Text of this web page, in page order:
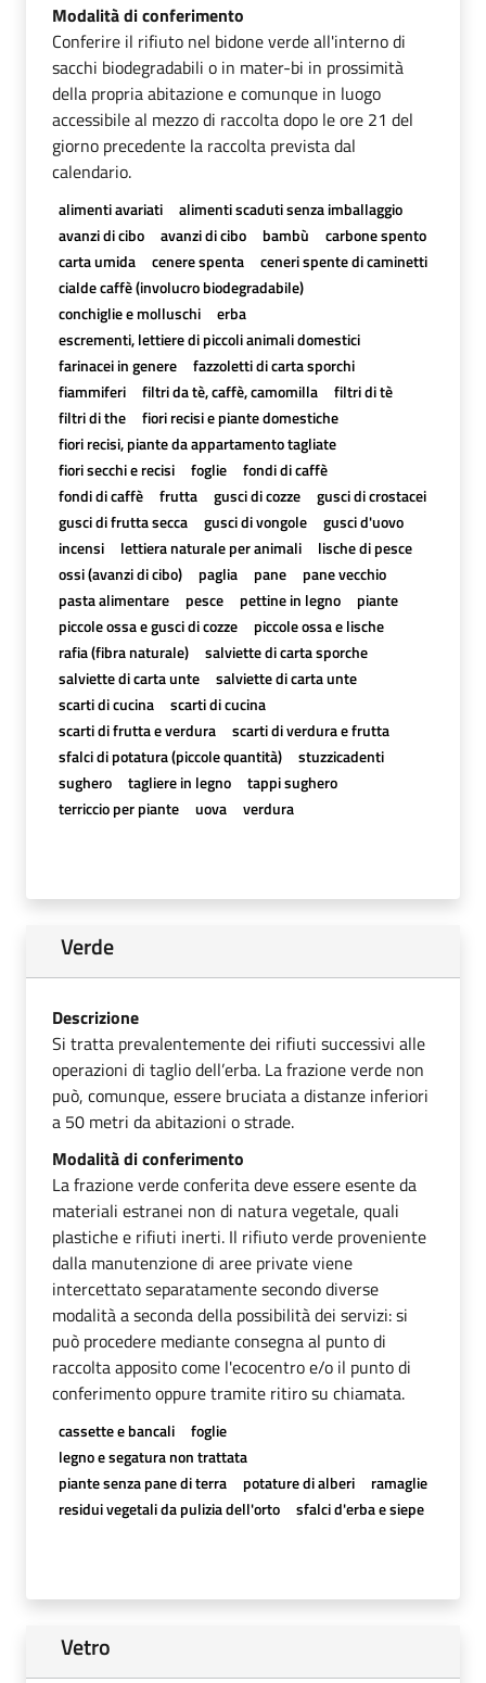
Modalità di conferimento
Conferire il rifiuto nel bidone verde all'interno di
sacchi biodegradabili o in mater-bi in prossimità
della propria abitazione e comunque in luogo
accessibile al mezzo di raccolta dopo le ore 21 del
giorno precedente la raccolta prevista dal
calendario.
alimenti avariati
alimenti scaduti senza imballaggio
avanzi di cibo
avanzi di cibo bambù
carbone spento
carta umida
cenere spenta
ceneri spente di caminetti
cialde caffè (involucro biodegradabile)
conchiglie e molluschi
erba
escrementi, lettiere di piccoli animali domestici
farinacei in genere
fazzoletti di carta sporchi
fiammiferi
filtri da tè, caffè, camomilla
filtri di tè
filtri di the
fiori recisi e piante domestiche
fiori recisi, piante da appartamento tagliate
fiori secchi e recisi
foglie
fondi di caffè
fondi di caffè
frutta gusci di cozze
gusci di crostacei
gusci di frutta secca
gusci di vongole
gusci d'uovo
incensi
lettiera naturale per animali
lische di pesce
ossi (avanzi di cibo)
paglia pane
pane vecchio
pasta alimentare
pesce pettine in legno
piante
piccole ossa e gusci di cozze
piccole ossa e lische
rafia (fibra naturale)
salviette di carta sporche
salviette di carta unte
salviette di carta unte
scarti di cucina
scarti di cucina
scarti di frutta e verdura
scarti di verdura e frutta
sfalci di potatura (piccole quantità)
stuzzicadenti
sughero
tagliere in legno
tappi sughero
terriccio per piante
uova verdura
Verde
Descrizione
Si tratta prevalentemente dei rifiuti successivi alle
operazioni di taglio dell’erba. La frazione verde non
può, comunque, essere bruciata a distanze inferiori
a 50 metri da abitazioni o strade.
Modalità di conferimento
La frazione verde conferita deve essere esente da
materiali estranei non di natura vegetale, quali
plastiche e rifiuti inerti. Il rifiuto verde proveniente
dalla manutenzione di aree private viene
intercettato separatamente secondo diverse
modalità a seconda della possibilità dei servizi: si
può procedere mediante consegna al punto di
raccolta apposito come l'ecocentro e/o il punto di
conferimento oppure tramite ritiro su chiamata.
cassette e bancali
foglie
legno e segatura non trattata
piante senza pane di terra
potature di alberi
ramaglie
residui vegetali da pulizia dell'orto
sfalci d'erba e siepe
Vetro